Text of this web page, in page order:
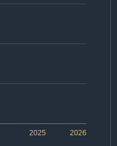
2026
2025